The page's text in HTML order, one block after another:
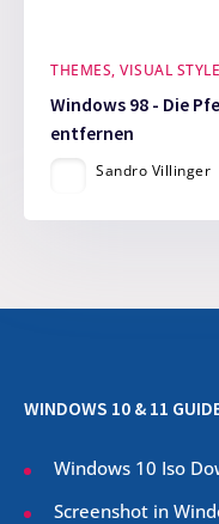
THEMES, VISUAL
Windows 98 - Die
entfernen
Sandro Villinger
WINDOWS 10 & 11
Windows 10 Iso
Screenshot in